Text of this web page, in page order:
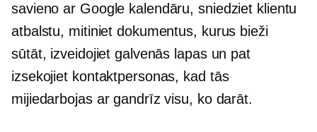
savieno ar Google kalendāru, sniedziet klientu
atbalstu, mitiniet dokumentus, kurus bieži
sūtāt, izveidojiet galvenās lapas un pat
izsekojiet kontaktpersonas, kad tās
mijiedarbojas ar gandrīz visu, ko darāt.